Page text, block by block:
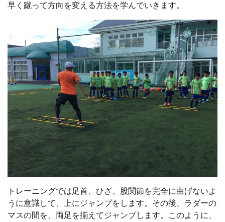
早く蹴って方向を変える方法を学んでいきます。
トレーニングでは足首、ひざ、股関節を完全に曲げないよ
うに意識して、上にジャンプをします。その後、ラダーの
マスの間を、両足を揃えてジャンプします。このように、